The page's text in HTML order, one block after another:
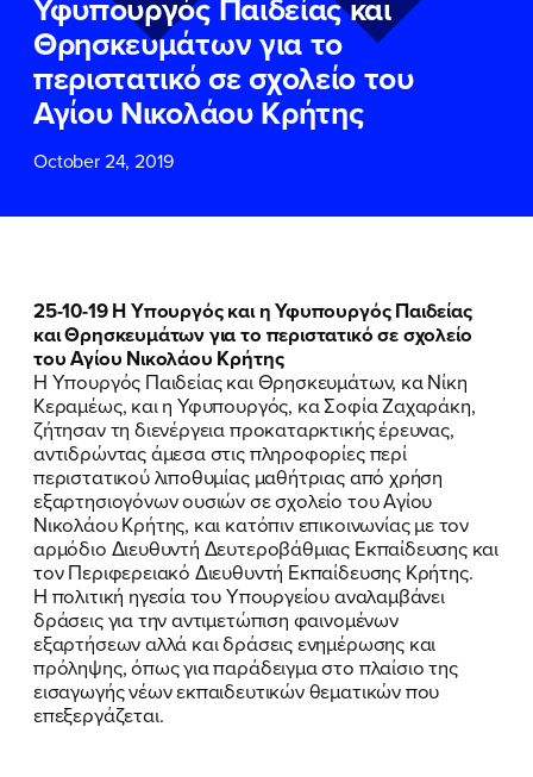
ΠΟΙΑ ΕΙΜΑΙ
ΕΡΓΟ
ΕΚΔΗΛΩΣΕΙΣ
ΝΕΑ
ΕΛΑ ΚΙ ΕΣΥ
Θρησκευμάτων για το
περιστατικό σε σχολείο του
Αγίου Νικολάου Κρήτης
October 24, 2019
25-10-19 Η Υπουργός και η Υφυπουργός Παιδείας
και Θρησκευμάτων για το περιστατικό σε σχολείο
του Αγίου Νικολάου Κρήτης
Η Υπουργός Παιδείας και Θρησκευμάτων, κα Νίκη
Κεραμέως, και η Υφυπουργός, κα Σοφία Ζαχαράκη,
ζήτησαν τη διενέργεια προκαταρκτικής έρευνας,
αντιδρώντας άμεσα στις πληροφορίες περί
περιστατικού λιποθυμίας μαθήτριας από χρήση
εξαρτησιογόνων ουσιών σε σχολείο του Αγίου
Νικολάου Κρήτης, και κατόπιν επικοινωνίας με τον
αρμόδιο Διευθυντή Δευτεροβάθμιας Εκπαίδευσης και
τον Περιφερειακό Διευθυντή Εκπαίδευσης Κρήτης.
Η πολιτική ηγεσία του Υπουργείου αναλαμβάνει
δράσεις για την αντιμετώπιση φαινομένων
εξαρτήσεων αλλά και δράσεις ενημέρωσης και
πρόληψης, όπως για παράδειγμα στο πλαίσιο της
εισαγωγής νέων εκπαιδευτικών θεματικών που
επεξεργάζεται.
ΕΠΙΘΕΤΟ*
ΤΗΛΕΦΩΝΟ*
EMAIL
Δεδομένων
Όρους
Χρήσηςτου δικτυακού τόπου του
Πολιτικού Γραφείου της Βουλευτού
Νίκης Κεραμέως
ΥΠΟΒΟΛΗ
ΕΠΙΘΕΤΟ*
ΤΗΛΕΦΩΝΟ
EMAIL
Δεδομένων
Όρους
Χρήσηςτου δικτυακού τόπου του
Πολιτικού Γραφείου της Βουλευτού
Νίκης Κεραμέως
ΥΠΟΒΟΛΗ